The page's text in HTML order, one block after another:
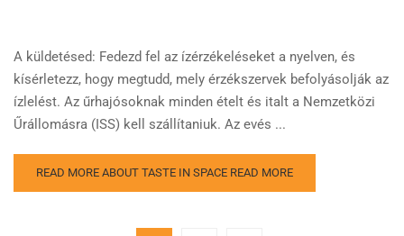
A küldetésed: Fedezd fel az ízérzékeléseket a nyelven, és
kísérletezz, hogy megtudd, mely érzékszervek befolyásolják az
ízlelést. Az űrhajósoknak minden ételt és italt a Nemzetközi
Űrállomásra (ISS) kell szállítaniuk. Az evés ...
READ MORE ABOUT TASTE IN SPACE READ MORE